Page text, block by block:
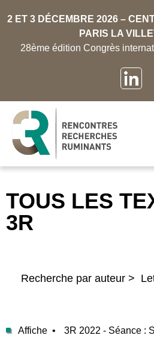
2 ET 3 DÉCEMBRE 2026 –
PARIS LA
28ème édition Congrès
TOUS LES
3R
Recherche par auteur >
Affiche • 3R 2022 - Séance :